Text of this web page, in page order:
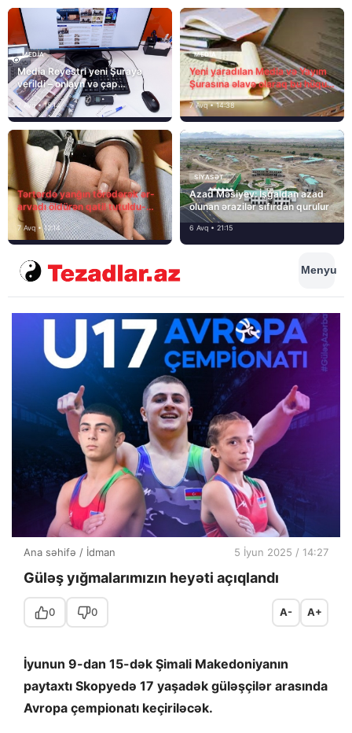
MEDİA
Media Reyestri yeni Şuraya
verildi – onlayn və çap
mediasını nə gözləyir?
7 Avq • 15:14
MEDİA
Yeni yaradılan Media və Yayım
Şurasına əlavə olaraq bu hüquq
və vəzifələr də verilib
7 Avq • 14:38
Tərtərdə yanğın törədərək ər-
arvadı öldürən qatil tutuldu-
SON DƏQİQƏ
7 Avq • 12:14
SIYASƏT
Azad Məsiyev: İşğaldan azad
olunan ərazilər sıfırdan qurulur
6 Avq • 21:15
Menyu
Ana səhifə / İdman 5 İyun 2025 / 14:27
Güləş yığmalarımızın heyəti açıqlandı
0 0 A- A+
İyunun 9-dan 15-dək Şimali Makedoniyanın
paytaxtı Skopyedə 17 yaşadək güləşçilər arasında
Avropa çempionatı keçiriləcək.